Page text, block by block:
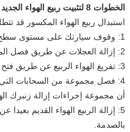
الخطوات 8 لتثبيت ربيع الهواء الجديد على سيارتك
استبدال ربيع الهواء المكسور قد
1: وقوف سيارتك على مستوى سطح ثم باستخدام جاك الطابق لرفع عنه.
2: إزالة العجلات عن طريق فصل المكسرات العروة واحدا تلو الآخر.
3: تفريغ الهواء الربيع عن طريق فتح الفم الهواء على القمة.
4: فصل مجموعة من السحابات التي تأمين الربيع الهواء في المكان.
أن مجموعة إجراءات إزالة زنبرك
5: إزالة الربيع الهواء القديم بعيدا عن الصدمة بعناية.
بالصدمة.